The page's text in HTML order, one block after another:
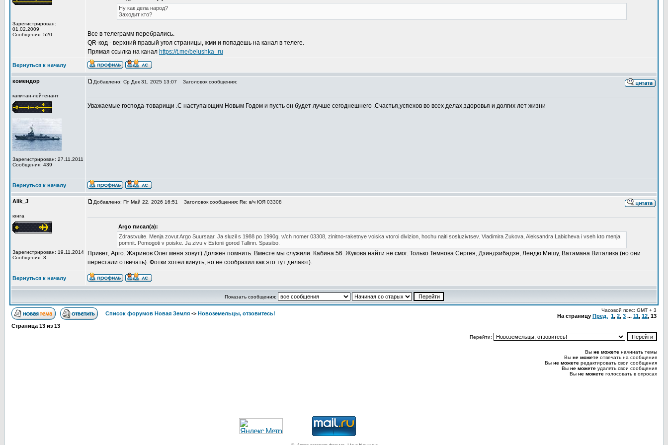
Зарегистрирован:
01.02.2009
Сообщения: 520
Ну как дела народ?
Заходит кто?
Все в телеграмм перебрались.
QR-код - верхний правый угол страницы, жми и попадешь на канал в телеге.
Прямая ссылка на канал https://t.me/belushka_ru
Вернуться к началу
комендор
капитан-лейтенант
Зарегистрирован: 27.11.2011
Сообщения: 439
Добавлено: Ср Дек 31, 2025 13:07 Заголовок сообщения:
Уважаемые господа-товарищи .С наступающим Новым Годом и пусть он будет лучше сегоднешнего .Счастья,успехов во всех делах,здоровья и долгих лет жизни
Вернуться к началу
Alik_J
юнга
Зарегистрирован: 19.11.2014
Сообщения: 3
Добавлено: Пт Май 22, 2026 16:51 Заголовок сообщения: Re: в/ч ЮЯ 03308
Argo писал(а):
Zdrastvuite. Menja zovut Argo Suursaar. Ja sluzil s 1988 po 1990g. v/ch nomer 03308, zinitno-raketnye voiska vtoroi divizion, hochu naiti sosluzivtsev. Vladimira Zukova, Aleksandra Labicheva i vseh kto menja
pomnit. Pomogoti v poiske. Ja zivu v Estonii gorod Tallinn. Spasibo.
Привет, Арго. Жаринов Олег меня зовут) Должен помнить. Вместе мы служили. Кабина 56. Жукова найти не смог. Только Темнова Сергея, Дзиндзибадзе, Лендю Мишу, Ватамана Виталика (но они
перестали отвечать). Фотки хотел кинуть, но не сообразил как это тут делают).
Вернуться к началу
Показать сообщения:
Список форумов Новая Земля -> Новоземельцы, отзовитесь!
Часовой пояс: GMT + 3
На страницу Пред. 1, 2, 3 ... 11, 12, 13
Страница 13 из 13
Перейти:
Вы не можете начинать темы
Вы не можете отвечать на сообщения
Вы не можете редактировать свои сообщения
Вы не можете удалять свои сообщения
Вы не можете голосовать в опросах